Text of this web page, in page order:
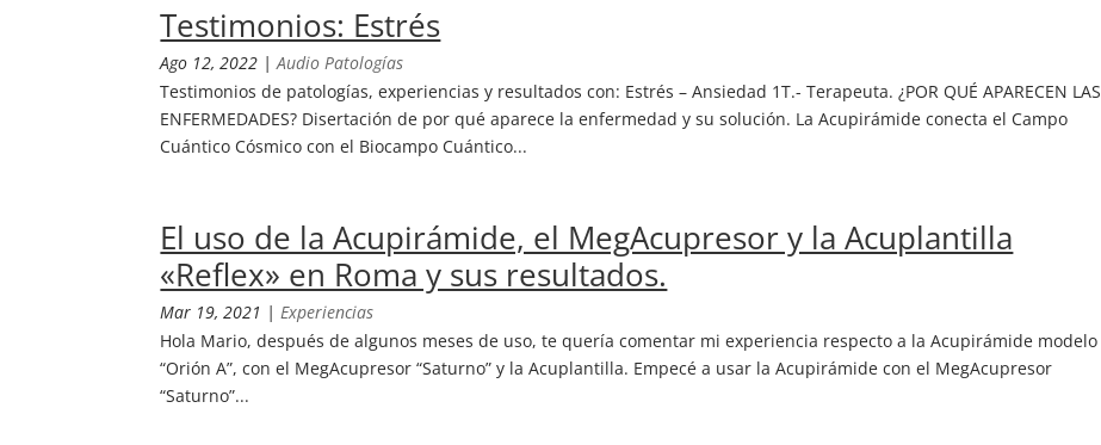
Testimonios: Estrés
Ago 12, 2022 |Audio Patologías
Testimonios de patologías, experiencias y resultados con: Estrés – Ansiedad 1T.- Terapeuta. ¿POR QUÉ APARECEN LAS
ENFERMEDADES? Disertación de por qué aparece la enfermedad y su solución. La Acupirámide conecta el Campo
Cuántico Cósmico con el Biocampo Cuántico...
El uso de la Acupirámide, el MegAcupresor y la Acuplantilla
«Reflex» en Roma y sus resultados.
Mar 19, 2021 |Experiencias
Hola Mario, después de algunos meses de uso, te quería comentar mi experiencia respecto a la Acupirámide modelo
“Orión A”, con el MegAcupresor “Saturno” y la Acuplantilla. Empecé a usar la Acupirámide con el MegAcupresor
“Saturno”...